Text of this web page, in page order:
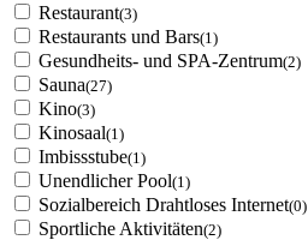
Restaurant(3)
Restaurants und Bars(1)
Gesundheits- und SPA-Zentrum(2)
Sauna(27)
Kino(3)
Kinosaal(1)
Imbissstube(1)
Unendlicher Pool(1)
Sozialbereich Drahtloses Internet(0)
Sportliche Aktivitäten(2)